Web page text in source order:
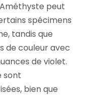
peut
spécimens
tandis que
de couleur avec
de violet.
sont
bien que